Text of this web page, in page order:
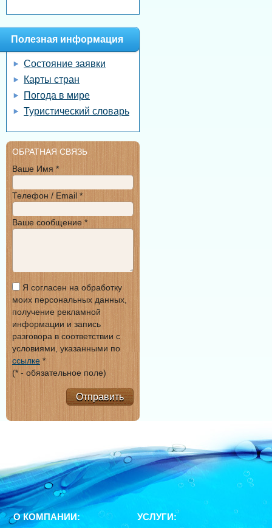
Полезная информация
Состояние заявки
Карты стран
Погода в мире
Туристический словарь
ОБРАТНАЯ СВЯЗЬ
Ваше Имя *
Телефон / Email *
Ваше сообщение *
Я согласен на обработку
моих персональных данных,
получение рекламной
информации и запись
разговора в соответствии с
условиями, указанными по
ссылке *
(* - обязательное поле)
Отправить
О КОМПАНИИ: УСЛУГИ: